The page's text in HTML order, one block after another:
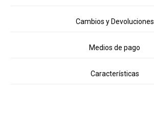
Cambios y Devoluciones
Medios de pago
Características